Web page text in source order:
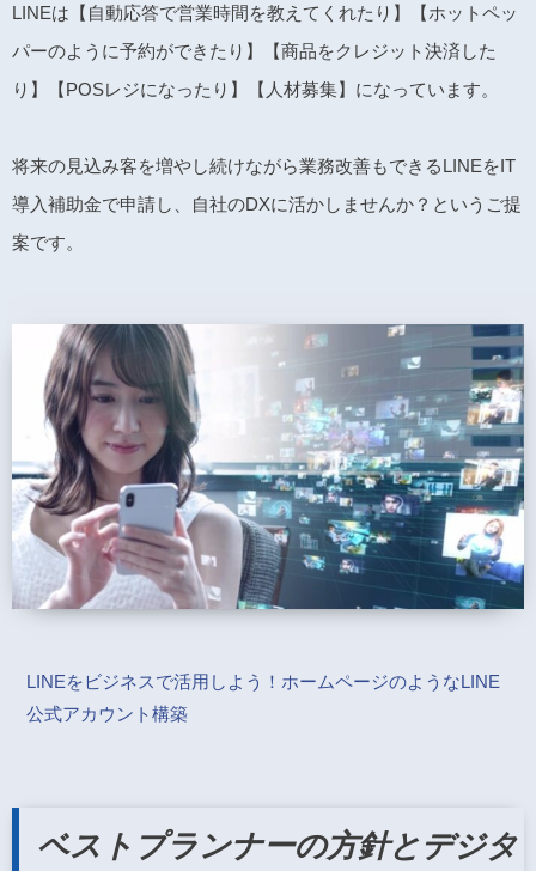
LINEは【自動応答で営業時間を教えてくれたり】【ホットペッ
パーのように予約ができたり】【商品をクレジット決済した
り】【POSレジになったり】【人材募集】になっています。
将来の見込み客を増やし続けながら業務改善もできるLINEをIT
導入補助金で申請し、自社のDXに活かしませんか？というご提
案です。
LINEをビジネスで活用しよう！ホームページのようなLINE
公式アカウント構築
ベストプランナーの方針とデジタ